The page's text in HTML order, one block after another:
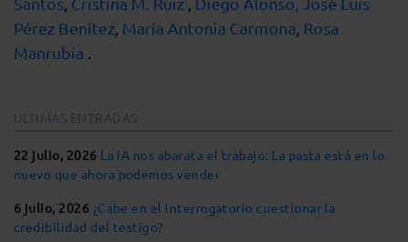
Pérez Benítez María Antonia Carmona Rosa
Manrubia
ULTIMAS ENTRADAS
22 julio, 2026 La IA nos abarata el trabajo: La pasta está en lo
nuevo que ahora podemos vender
6 julio, 2026 ¿Cabe en el interrogatorio cuestionar la
credibilidad del testigo?